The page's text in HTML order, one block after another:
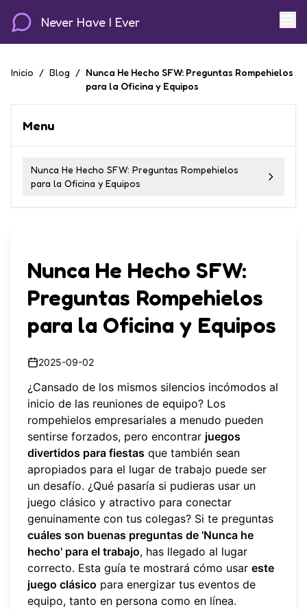
Never Have I Ever
Inicio / Blog / Nunca He Hecho SFW: Preguntas Rompehielos
para la Oficina y Equipos
Menu
Nunca He Hecho SFW: Preguntas Rompehielos
para la Oficina y Equipos
Nunca He Hecho SFW:
Preguntas Rompehielos
para la Oficina y Equipos
2025-09-02
¿Cansado de los mismos silencios incómodos al
inicio de las reuniones de equipo? Los
rompehielos empresariales a menudo pueden
sentirse forzados, pero encontrar juegos
divertidos para fiestas que también sean
apropiados para el lugar de trabajo puede ser
un desafío. ¿Qué pasaría si pudieras usar un
juego clásico y atractivo para conectar
genuinamente con tus colegas? Si te preguntas
cuáles son buenas preguntas de 'Nunca he
hecho' para el trabajo, has llegado al lugar
correcto. Esta guía te mostrará cómo usar este
juego clásico para energizar tus eventos de
equipo, tanto en persona como en línea.